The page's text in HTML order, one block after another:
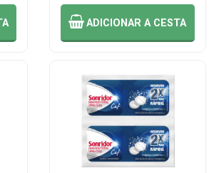
ADICIONARA CESTA